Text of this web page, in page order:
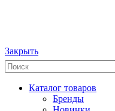
Закрыть
Каталог товаров
Бренды